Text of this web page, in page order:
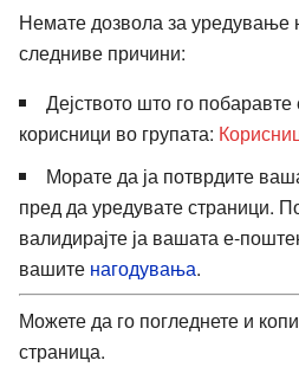
Немате дозвола за уредување
следниве причини:
Дејството што го
корисници во групата:
Морате да ја потврдите
пред да уредувате страници.
валидирајте ја вашата е-
вашите нагодувања.
Можете да го погледнете и
страница.